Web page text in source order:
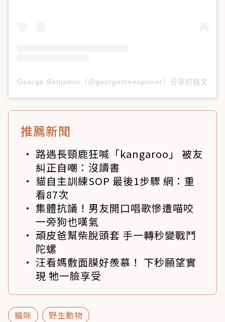
George Benjamin（@georgetheexplorer）分享的貼文
推薦新聞
路遇長頸鹿狂喊「kangaroo」 被友
糾正自嘲：沒讀書
貓自主訓練SOP 最後1步驟 網：重
看87次
集體抗議！男友開口唱歌慘遭喵咬
一旁狗也嘆氣
頑皮爸幫柴脫頭套 手一轉秒變戰鬥
陀螺
汪看媽敷面膜好羨慕！ 下秒願望實
現 牠一臉享受
貓咪 野生動物